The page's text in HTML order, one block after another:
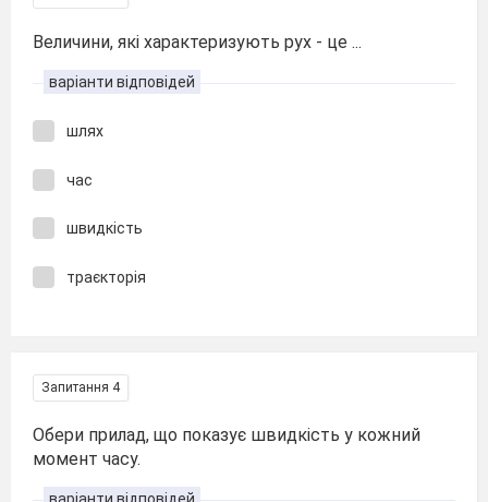
Величини, які характеризують рух - це ...
варіанти відповідей
шлях
час
швидкість
траєкторія
Запитання 4
Обери прилад, що показує швидкість у кожний
момент часу.